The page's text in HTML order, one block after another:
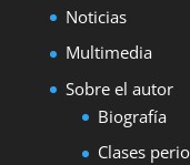
Noticias
Multimedia
Sobre el autor
Biografía
Clases